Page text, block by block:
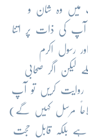
میں وہ شان و
آپ کی ذات پر اتنا
رسول اکرم
اگر صحابی
روایت کریں تو آپ
مرسل کہیں گے)
ہے بلکہ قابل حجت